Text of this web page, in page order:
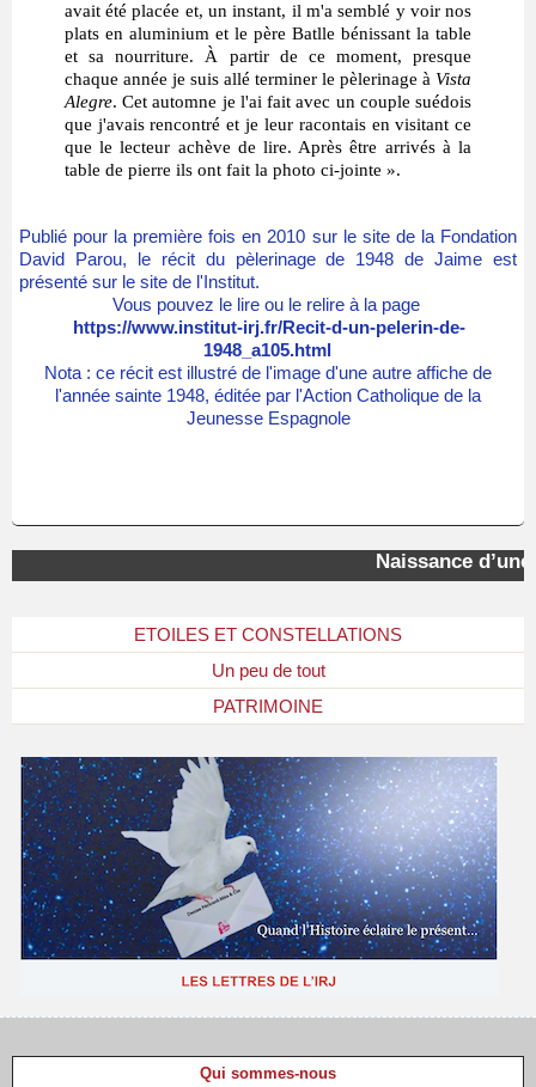
ETOILES ET CONSTELLATIONS
Un peu de tout
PATRIMOINE
avait été placée et, un instant, il m'a semblé y voir nos
plats en aluminium et le père Batlle bénissant la table
et sa nourriture. À partir de ce moment, presque
chaque année je suis allé terminer le pèlerinage à Vista
Alegre. Cet automne je l'ai fait avec un couple suédois
que j'avais rencontré et je leur racontais en visitant ce
que le lecteur achève de lire. Après être arrivés à la
table de pierre ils ont fait la photo ci-jointe ».
Publié pour la première fois en 2010 sur le site de la Fondation
David Parou, le récit du pèlerinage de 1948 de Jaime est
présenté sur le site de l'Institut.
Vous pouvez le lire ou le relire à la page
https://www.institut-irj.fr/Recit-d-un-pelerin-de-
1948_a105.html
Nota : ce récit est illustré de l'image d'une autre affiche de
l'année sainte 1948, éditée par l'Action Catholique de la
Jeunesse Espagnole
Naissance d’une
Qui sommes-nous